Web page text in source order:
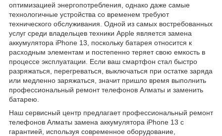
оптимизацией энергопотребления, однако даже самые
технологичные устройства со временем требуют
технического обслуживания. Одной из самых востребованных
услуг среди владельцев техники Apple является замена
аккумулятора iPhone 13, поскольку батарея относится к
расходным элементам и постепенно теряет свою емкость в
процессе эксплуатации. Если ваш смартфон стал быстро
разряжаться, перегреваться, выключаться при остатке заряда
или медленно заряжаться, значит пришло время выполнить
профессиональный ремонт телефонов Алматы и заменить
батарею.
Наш сервисный центр предлагает профессиональный ремонт
телефонов Алматы замена аккумулятора iPhone 13 с
гарантией, используя современное оборудование,